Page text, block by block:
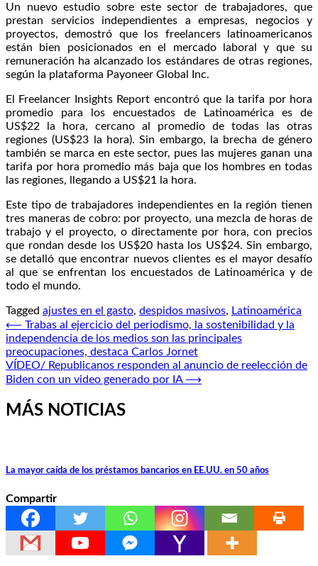
Un nuevo estudio sobre este sector de trabajadores, que
prestan servicios independientes a empresas, negocios y
proyectos, demostró que los freelancers latinoamericanos
están bien posicionados en el mercado laboral y que su
remuneración ha alcanzado los estándares de otras regiones,
según la plataforma Payoneer Global Inc.
El Freelancer Insights Report encontró que la tarifa por hora
promedio para los encuestados de Latinoamérica es de
US$22 la hora, cercano al promedio de todas las otras
regiones (US$23 la hora). Sin embargo, la brecha de género
también se marca en este sector, pues las mujeres ganan una
tarifa por hora promedio más baja que los hombres en todas
las regiones, llegando a US$21 la hora.
Este tipo de trabajadores independientes en la región tienen
tres maneras de cobro: por proyecto, una mezcla de horas de
trabajo y el proyecto, o directamente por hora, con precios
que rondan desde los US$20 hasta los US$24. Sin embargo,
se detalló que encontrar nuevos clientes es el mayor desafío
al que se enfrentan los encuestados de Latinoamérica y de
todo el mundo.
Tagged ajustes en el gasto, despidos masivos, Latinoamérica
Navegación
de
entradas
⟵ Trabas al ejercicio del periodismo, la sostenibilidad y la
independencia de los medios son las principales
preocupaciones, destaca Carlos Jornet
VÍDEO/ Republicanos responden al anuncio de reelección de
Biden con un video generado por IA ⟶
MÁS NOTICIAS
La mayor caída de los préstamos bancarios en EE.UU. en 50 años
Compartir